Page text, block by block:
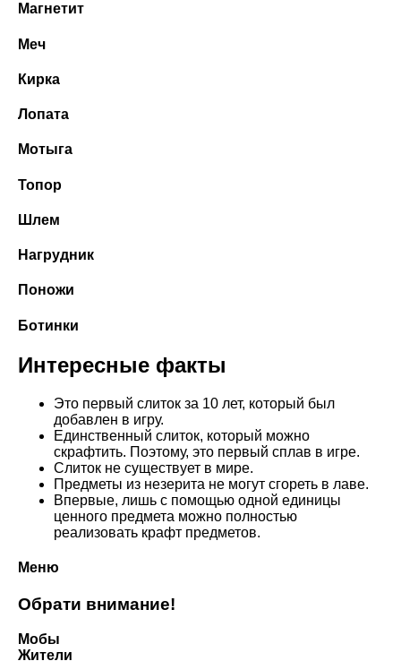
Магнетит
Меч
Кирка
Лопата
Мотыга
Топор
Шлем
Нагрудник
Поножи
Ботинки
Интересные факты
Это первый слиток за 10 лет, который был
добавлен в игру.
Единственный слиток, который можно
скрафтить. Поэтому, это первый сплав в игре.
Слиток не существует в мире.
Предметы из незерита не могут сгореть в лаве.
Впервые, лишь с помощью одной единицы
ценного предмета можно полностью
реализовать крафт предметов.
Меню
Обрати внимание!
Мобы
Жители